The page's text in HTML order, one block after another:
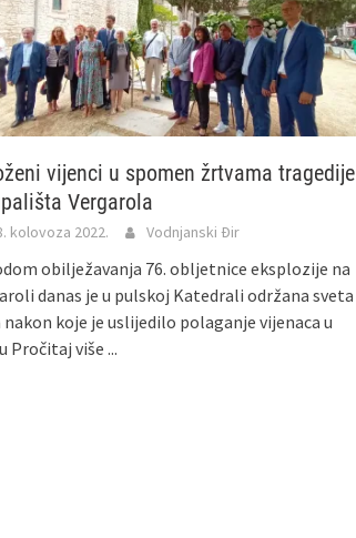
vijenci u spomen žrtvama tragedije
Vergarola
kolovoza 2022. Vodnjanski Đir
obilježavanja 76. obljetnice eksplozije na
danas je u pulskoj Katedrali održana sveta
nakon koje je uslijedilo polaganje vijenaca u
Pročitaj više ...